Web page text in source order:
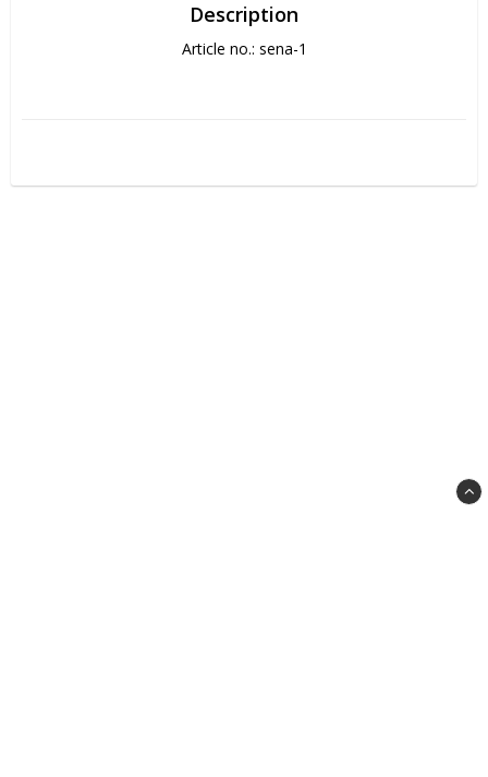
Description
Article no.: sena-1